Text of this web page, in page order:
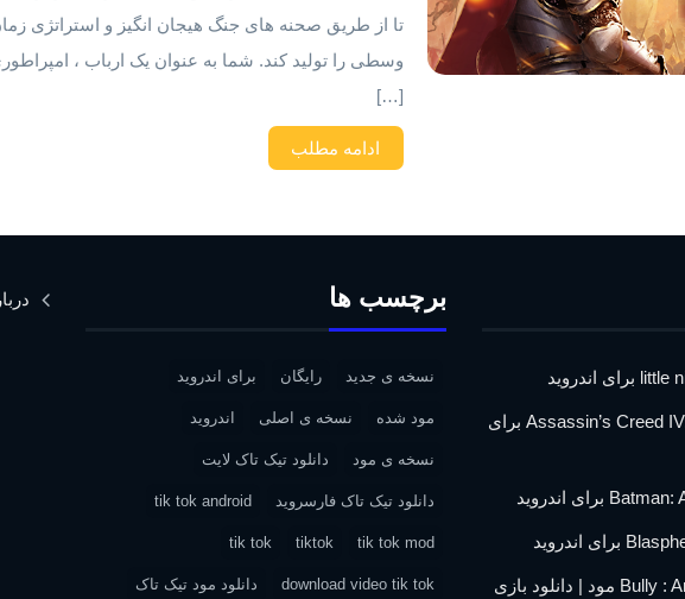
تا از طریق صحنه های جنگ هیجان انگیز و استراتژی
وسطی را تولید کند. شما به عنوان یک ارباب ،
[…]
ادامه مطلب
دانلود Assassin’s Creed IV: Black Flag برای
Bully : Anniversary Edition مود | دانلود بازی
برچسب ها
نسخه ی جدید رایگان برای اندروید
مود شده نسخه ی اصلی اندروید
نسخه ی مود دانلود تیک تاک لایت
دانلود تیک تاک فارسروید tik tok android
tik tok mod
tiktok
tik tok
download video tik tok دانلود مود تیک تاک